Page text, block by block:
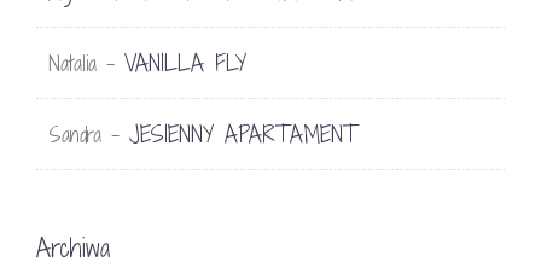
Natalia - VANILLA FLY
Sandra - JESIENNY APARTAMENT
Archiwa